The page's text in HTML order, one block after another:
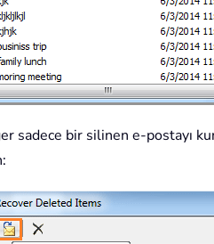
sadece bir silinen e-postayı